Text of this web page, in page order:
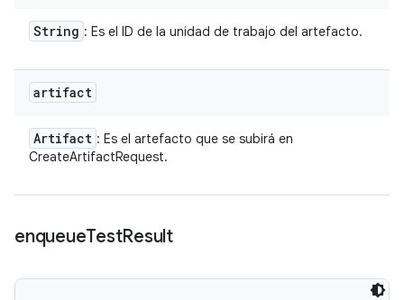
String : Es el ID de la unidad de trabajo del artefacto.
artifact
Artifact : Es el artefacto que se subirá en
CreateArtifactRequest.
enqueueTestResult